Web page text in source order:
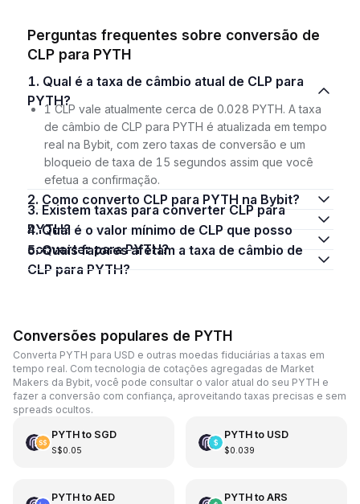
Perguntas frequentes sobre conversão de
CLP para PYTH
1. Qual é a taxa de câmbio atual de CLP para
PYTH?
1 CLP vale atualmente cerca de 0.028 PYTH. A taxa
de câmbio de CLP para PYTH é atualizada em tempo
real na Bybit, com zero taxas de conversão e um
bloqueio de taxa de 15 segundos assim que você
efetua a confirmação.
2. Como converto CLP para PYTH na Bybit?
3. Existem taxas para converter CLP para
PYTH?
4. Qual é o valor mínimo de CLP que posso
converter para PYTH?
5. Quais fatores afetam a taxa de câmbio de
CLP para PYTH?
Conversões populares de PYTH
Converta PYTH para USD e outras moedas fiduciárias a taxas em
tempo real. Com tecnologia de cotações agregadas de Market
Makers da Bybit, você pode consultar o valor atual do seu PYTH e
fazer a conversão com confiança, aproveitando taxas precisas e sem
spreads ocultos.
PYTHto SGD
S$0.05
PYTHto USD
$0.039
PYTHto AED PYTHto ARS